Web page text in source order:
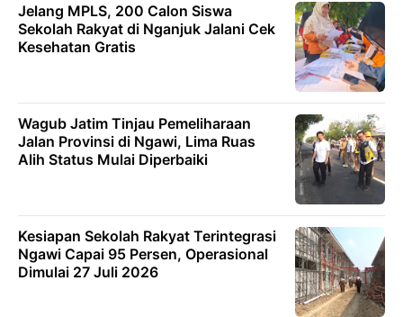
Jelang MPLS, 200 Calon Siswa
Sekolah Rakyat di Nganjuk Jalani Cek
Kesehatan Gratis
Wagub Jatim Tinjau Pemeliharaan
Jalan Provinsi di Ngawi, Lima Ruas
Alih Status Mulai Diperbaiki
Kesiapan Sekolah Rakyat Terintegrasi
Ngawi Capai 95 Persen, Operasional
Dimulai 27 Juli 2026